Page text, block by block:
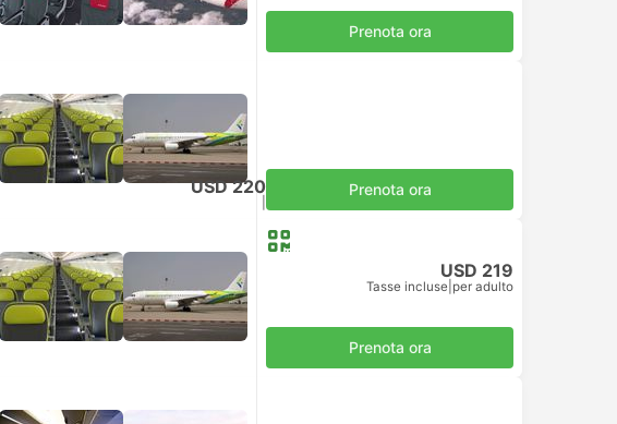
Prenota ora
USD 220 Prenota ora
USD 219
Tasse incluse per adulto
Prenota ora